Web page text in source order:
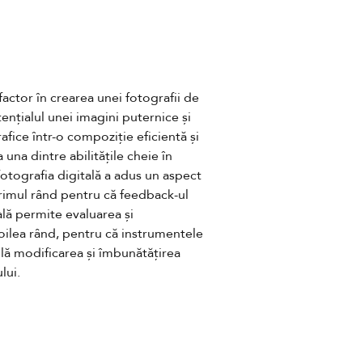
în crearea unei fotografii de
unei imagini puternice și
într-o compoziție eficientă și
dintre abilitățile cheie în
digitală a adus un aspect
rând pentru că feedback-ul
permite evaluarea și
rând, pentru că instrumentele
modificarea și îmbunătățirea